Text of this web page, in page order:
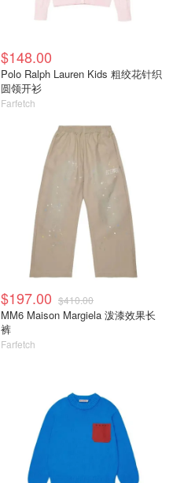
$148.00
Polo Ralph Lauren Kids 粗绞花针织
圆领开衫
Farfetch
$197.00 $410.00
MM6 Maison Margiela 泼漆效果长
裤
Farfetch